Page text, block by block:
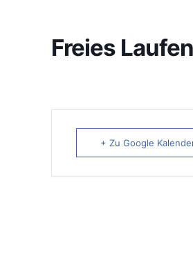
Freies
+ Zu Google